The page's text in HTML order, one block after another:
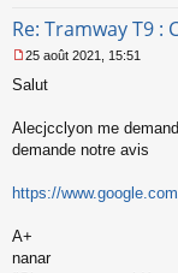
Re: Tramway T9 :
e
s
g
n
n
u
25 août 2021, 15:51
Salut
Alecjcclyon me
demande notre avis
https://
A+
nanar